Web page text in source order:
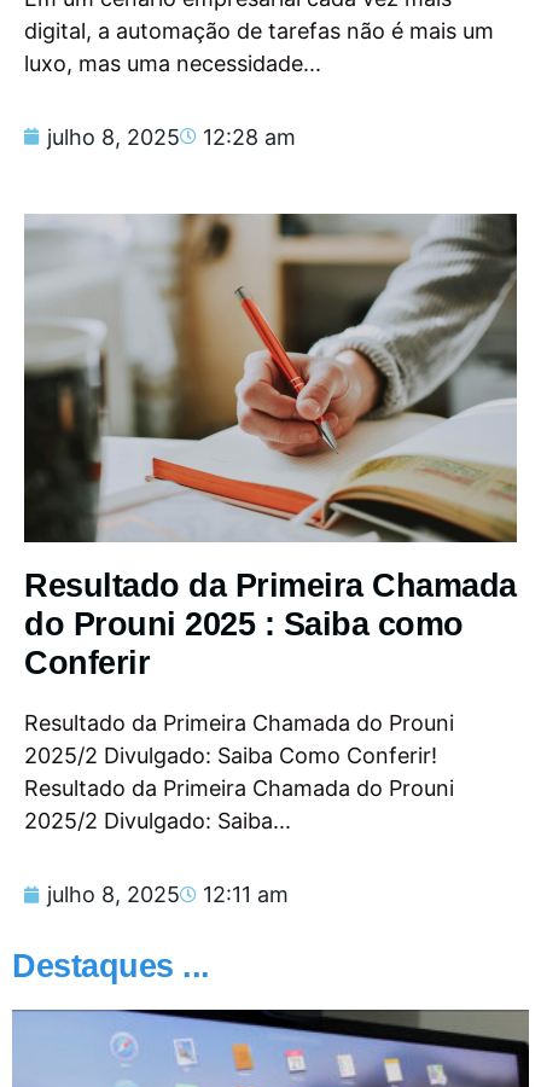
digital, a automação de tarefas não é mais um
luxo, mas uma necessidade...
julho 8, 2025 12:28 am
Resultado da Primeira Chamada
do Prouni 2025 : Saiba como
Conferir
Resultado da Primeira Chamada do Prouni
2025/2 Divulgado: Saiba Como Conferir!
Resultado da Primeira Chamada do Prouni
2025/2 Divulgado: Saiba...
julho 8, 2025 12:11 am
Destaques ...